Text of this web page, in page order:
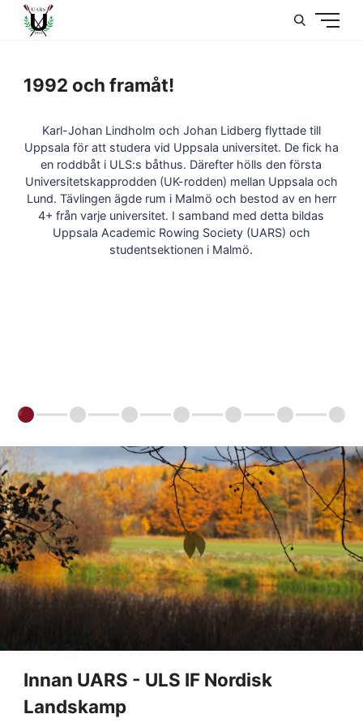
U
1992 och framåt!
Karl-Johan Lindholm och Johan Lidberg flyttade till
Uppsala för att studera vid Uppsala universitet. De fick ha
en roddbåt i ULS:s båthus. Därefter hölls den första
Universitetskapprodden (UK-rodden) mellan Uppsala och
Lund. Tävlingen ägde rum i Malmö och bestod av en herr
4+ från varje universitet. I samband med detta bildas
Uppsala Academic Rowing Society (UARS) och
studentsektionen i Malmö.
Innan UARS - ULS IF Nordisk
Landskamp